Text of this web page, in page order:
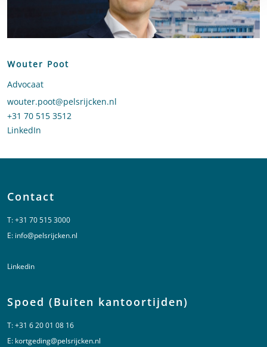
Wouter Poot
Advocaat
Stuur een e-mail naar Wouter Poot
wouter.poot@pelsrijcken.nl
Bel naar Wouter Poot
+31 70 515 3512
LinkedIn
Contact
T:+31 70 515 3000
E: info@pelsrijcken.nl
Linkedin
Spoed (Buiten kantoortijden)
T:+31 6 20 01 08 16
E: kortgeding@pelsrijcken.nl